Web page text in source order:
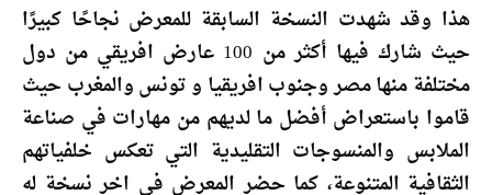
هذا وقد شهدت النسخة السابقة للمعرض نجاحًا كبيرًا
حيث شارك فيها أكثر من 100 عارض افريقي من دول
مختلفة منها مصر وجنوب افريقيا و تونس والمغرب حيث
قاموا باستعراض أفضل ما لديهم من مهارات في صناعة
الملابس والمنسوجات التقليدية التي تعكس خلفياتهم
الثقافية المتنوعة، كما حضر المعرض في اخر نسخة له